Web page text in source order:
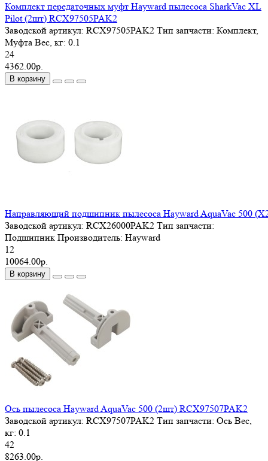
Комплект передаточных муфт Hayward пылесоса SharkVac XL
Pilot (2шт) RCX97505PAK2
Заводской артикул: RCX97505PAK2 Тип запчасти: Комплект,
Муфта Вес, кг: 0.1
24
4362.00р.
В корзину
Направляющий подшипник пылесоса Hayward AquaVac 500
Заводской артикул: RCX26000PAK2 Тип запчасти:
Подшипник Производитель: Hayward
12
10064.00р.
В корзину
Ось пылесоса Hayward AquaVac 500 (2шт) RCX97507PAK2
Заводской артикул: RCX97507PAK2 Тип запчасти: Ось Вес,
кг: 0.1
42
8263.00р.